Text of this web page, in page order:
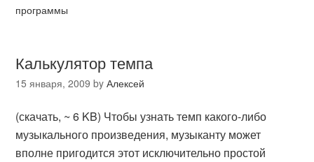
программы
Калькулятор темпа
15 января, 2009 byАлексей
(скачать, ~ 6 KB) Чтобы узнать темп какого-либо
музыкального произведения, музыканту может
вполне пригодится этот исключительно простой